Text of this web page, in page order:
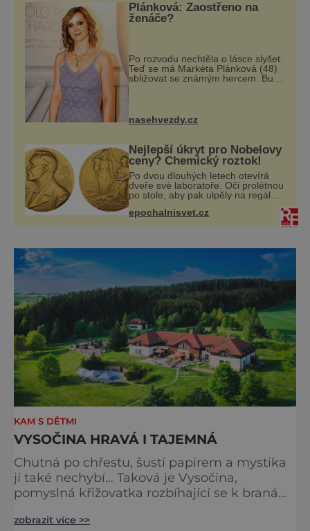
Plánková: Zaostřeno na
ženáče?
Po rozvodu nechtěla o lásce slyšet.
Teď se má Markéta Plánková (48)
sbližovat se známým hercem. Bude
Markéta
nasehvezdy.cz
Nejlepší úkryt pro Nobelovy
ceny? Chemický roztok!
Po dvou dlouhých letech otevírá
dveře své laboratoře. Oči prolétnou
po stole, aby pak ulpěly na regálu,
Hledá žluto-oranžovou tekutinu,
epochalnisvet.cz
KAM S DĚTMI
VYSOČINA HRAVÁ I TAJEMNÁ
Chutná po chřestu, šustí papírem a mystika
jí také nechybí… Taková je Vysočina,
pomyslná křižovatka rozbíhající se k branám
správná dovolenková destinace mít.
zobrazit více >>